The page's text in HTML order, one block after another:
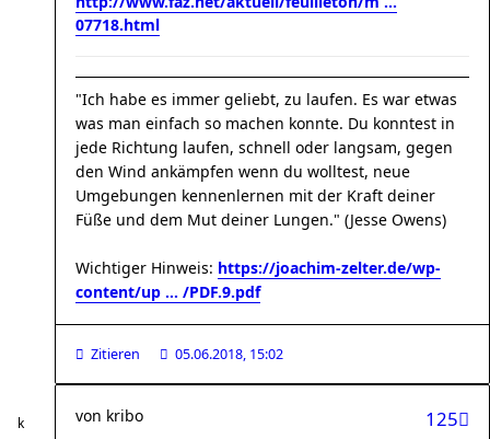
07718.html
"Ich habe es immer geliebt, zu laufen. Es war etwas
was man einfach so machen konnte. Du konntest in
jede Richtung laufen, schnell oder langsam, gegen
den Wind ankämpfen wenn du wolltest, neue
Umgebungen kennenlernen mit der Kraft deiner
Füße und dem Mut deiner Lungen." (Jesse Owens)
Wichtiger Hinweis: https://joachim-zelter.de/wp-
content/up ... /PDF.9.pdf
Zitieren 05.06.2018, 15:02
125
von kribo